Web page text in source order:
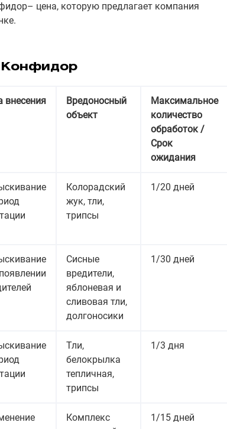
цена, которую предлагает компания
Конфидор
внесения
Вредоносный
объект
Максимальное
количество
обработок /
Срок
ожидания
Колорадский
жук, тли,
трипсы
1/20 дней
Сисные
вредители,
яблоневая и
сливовая тли,
долгоносики
1/30 дней
Тли,
белокрылка
тепличная,
трипсы
1/3 дня
Комплекс
1/15 дней